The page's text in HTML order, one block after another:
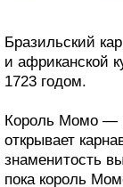
Бразильский
и африканской
1723 годом.
Король Момо —
открывает
знаменитость
пока король